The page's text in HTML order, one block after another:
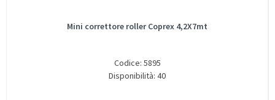
Mini correttore roller Coprex 4,2X7mt
Codice: 5895
Disponibilità: 40